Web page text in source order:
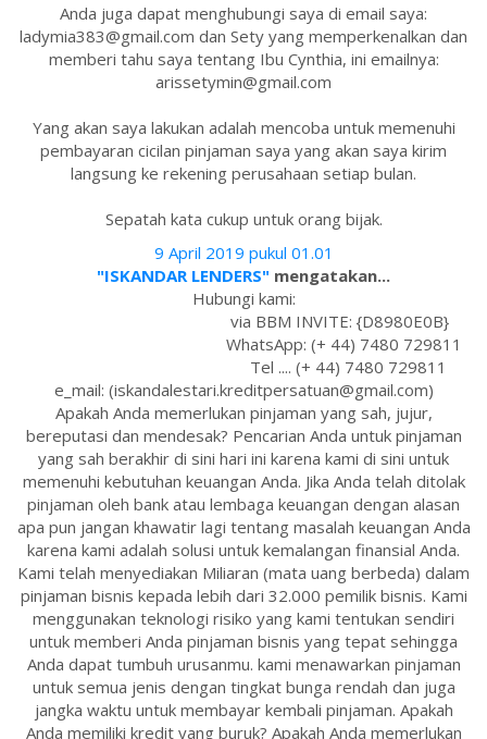
Anda juga dapat menghubungi saya di email saya:
ladymia383@gmail.com dan Sety yang memperkenalkan dan
memberi tahu saya tentang Ibu Cynthia, ini emailnya:
arissetymin@gmail.com
Yang akan saya lakukan adalah mencoba untuk memenuhi
pembayaran cicilan pinjaman saya yang akan saya kirim
langsung ke rekening perusahaan setiap bulan.
Sepatah kata cukup untuk orang bijak.
9 April 2019 pukul 01.01
"ISKANDAR LENDERS" mengatakan...
Hubungi kami:
via BBM INVITE: {D8980E0B}
WhatsApp: (+ 44) 7480 729811
Tel .... (+ 44) 7480 729811
e_mail: (iskandalestari.kreditpersatuan@gmail.com)
Apakah Anda memerlukan pinjaman yang sah, jujur,
bereputasi dan mendesak? Pencarian Anda untuk pinjaman
yang sah berakhir di sini hari ini karena kami di sini untuk
memenuhi kebutuhan keuangan Anda. Jika Anda telah ditolak
pinjaman oleh bank atau lembaga keuangan dengan alasan
apa pun jangan khawatir lagi tentang masalah keuangan Anda
karena kami adalah solusi untuk kemalangan finansial Anda.
Kami telah menyediakan Miliaran (mata uang berbeda) dalam
pinjaman bisnis kepada lebih dari 32.000 pemilik bisnis. Kami
menggunakan teknologi risiko yang kami tentukan sendiri
untuk memberi Anda pinjaman bisnis yang tepat sehingga
Anda dapat tumbuh urusanmu. kami menawarkan pinjaman
untuk semua jenis dengan tingkat bunga rendah dan juga
jangka waktu untuk membayar kembali pinjaman. Apakah
Anda memiliki kredit yang buruk? Apakah Anda memerlukan